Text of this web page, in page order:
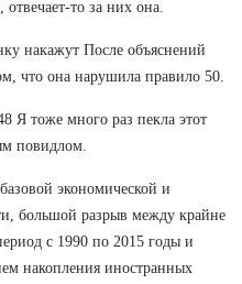
то за них она.
накажут После объяснений
что она нарушила правило 50.
Я тоже много раз пекла этот
повидлом.
экономической и
большой разрыв между крайне
с 1990 по 2015 годы и
накопления иностранных